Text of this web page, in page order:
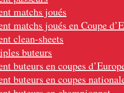
matchs joués
matchs joués en Coupe
clean-sheets
buteurs
buteurs en coupes
buteurs en coupes